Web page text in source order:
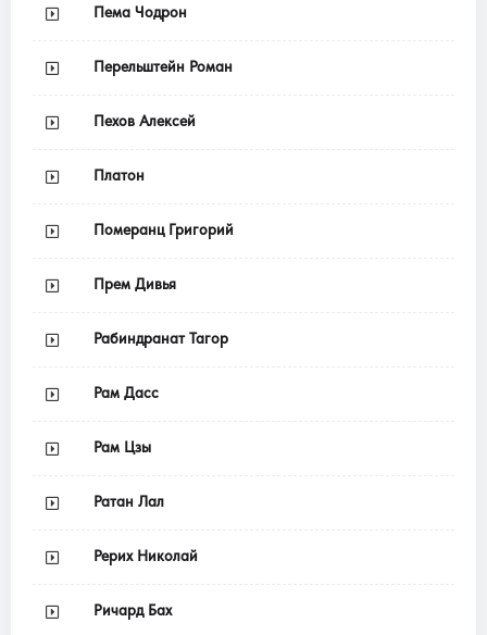
Пема Чодрон
Перельштейн Роман
Пехов Алексей
Платон
Померанц Григорий
Прем Дивья
Рабиндранат Тагор
Рам Дасс
Рам Цзы
Ратан Лал
Рерих Николай
Ричард Бах